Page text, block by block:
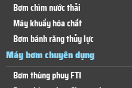
Bơm chìm nước thải
Máy khuấy hóa chất
Bơm bánh răng thủy lực
Máy bơm chuyên dụng
Bơm thùng phuy FTI